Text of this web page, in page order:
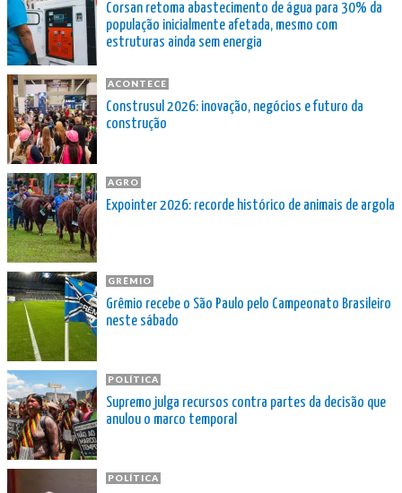
Corsan retoma abastecimento de água para 30% da
população inicialmente afetada, mesmo com
estruturas ainda sem energia
ACONTECE
Construsul 2026: inovação, negócios e futuro da
construção
AGRO
Expointer 2026: recorde histórico de animais de argola
GRÊMIO
Grêmio recebe o São Paulo pelo Campeonato Brasileiro
neste sábado
POLÍTICA
Supremo julga recursos contra partes da decisão que
anulou o marco temporal
POLÍTICA